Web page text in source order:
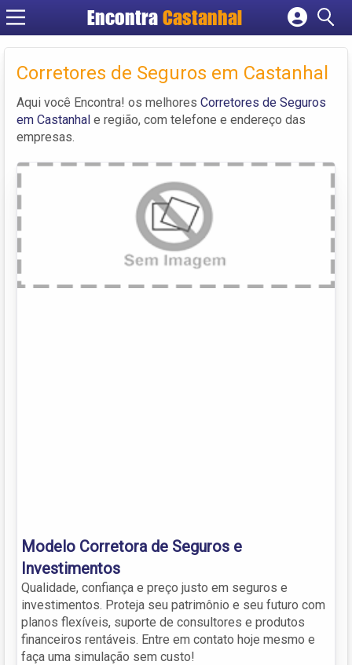
EncontraCastanhal
Cadastrar empresa
Criar conta
Corretores de Seguros em Castanhal
Aqui você Encontra! os melhores Corretores de Seguros
em Castanhal e região, com telefone e endereço das
empresas.
Modelo Corretora de Seguros e
Investimentos
Qualidade, confiança e preço justo em seguros e
investimentos. Proteja seu patrimônio e seu futuro com
planos flexíveis, suporte de consultores e produtos
financeiros rentáveis. Entre em contato hoje mesmo e
faça uma simulação sem custo!